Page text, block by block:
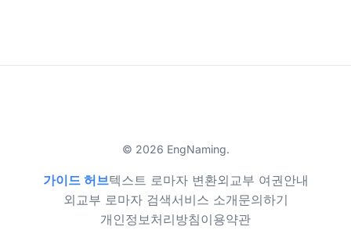
© 2026 EngNaming.
가이드 허브텍스트 로마자 변환외교부 여권안내
외교부 로마자 검색서비스 소개문의하기
개인정보처리방침이용약관